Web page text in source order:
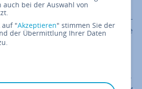
Daten wie per­sön­li­che
und ver­trau­li­che In­for­ma­tio­
Internet geteilt – ver­schlüs­selt wie
zuletzt hat das Medium auch die
Das Internet er­mög­licht zum
der Arbeit, indem es den
und -servern von theo­re­
auch bei der Auswahl von
auf "Akzeptieren" stimmen Sie der
der Übermittlung Ihrer Daten